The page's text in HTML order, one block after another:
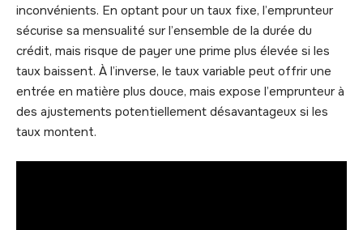
inconvénients. En optant pour un taux fixe, l’emprunteur
sécurise sa mensualité sur l’ensemble de la durée du
crédit, mais risque de payer une prime plus élevée si les
taux baissent. À l’inverse, le taux variable peut offrir une
entrée en matière plus douce, mais expose l’emprunteur à
des ajustements potentiellement désavantageux si les
taux montent.